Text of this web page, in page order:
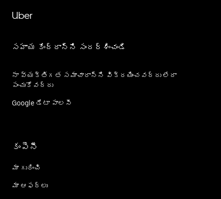
Uber
సహాయ కేంద్రాన్ని సందర్శించండి
నా వ్యక్తిగత సమాచారాన్ని విక్రయించవద్దు లేదా
పంచుకోవద్దు
Google డేటా పాలసీ
కంపెనీ
మా గురించి
మా ఆఫర్లు